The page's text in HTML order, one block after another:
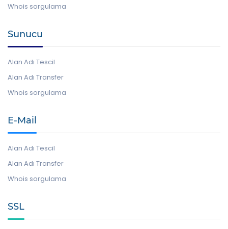
Whois sorgulama
Sunucu
Alan Adı Tescil
Alan Adı Transfer
Whois sorgulama
E-Mail
Alan Adı Tescil
Alan Adı Transfer
Whois sorgulama
SSL